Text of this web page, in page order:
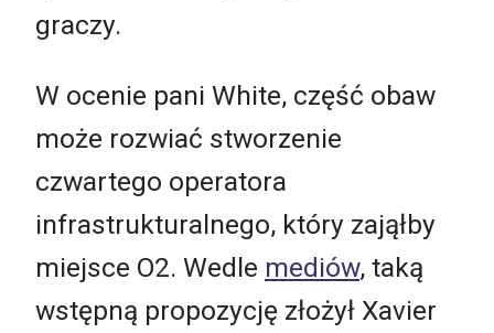
graczy.
W ocenie pani White, część obaw
może rozwiać stworzenie
czwartego operatora
infrastrukturalnego, który zająłby
miejsce O2. Wedle mediów, taką
wstępną propozycję złożył Xavier